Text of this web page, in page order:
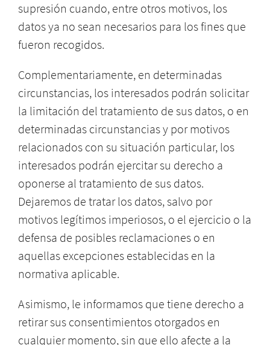
supresión cuando, entre otros motivos, los
datos ya no sean necesarios para los fines que
fueron recogidos.
Complementariamente, en determinadas
circunstancias, los interesados podrán solicitar
la limitación del tratamiento de sus datos, o en
determinadas circunstancias y por motivos
relacionados con su situación particular, los
interesados podrán ejercitar su derecho a
oponerse al tratamiento de sus datos.
Dejaremos de tratar los datos, salvo por
motivos legítimos imperiosos, o el ejercicio o la
defensa de posibles reclamaciones o en
aquellas excepciones establecidas en la
normativa aplicable.
Asimismo, le informamos que tiene derecho a
retirar sus consentimientos otorgados en
cualquier momento, sin que ello afecte a la